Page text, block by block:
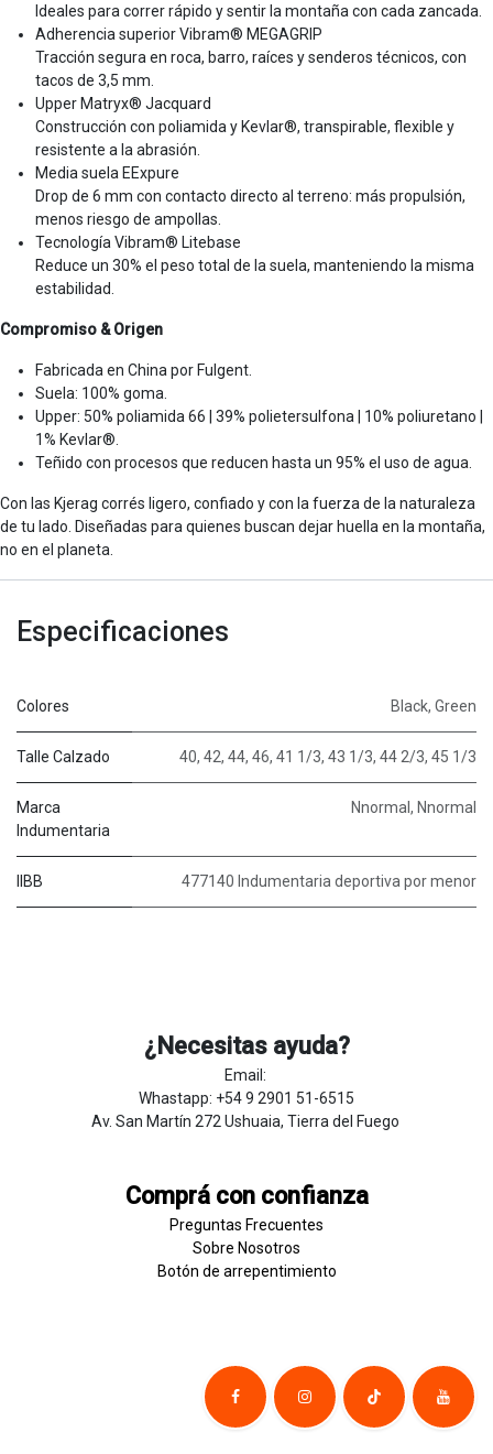
Ideales para correr rápido y sentir la montaña con cada zancada.
Adherencia superior Vibram® MEGAGRIP
Tracción segura en roca, barro, raíces y senderos técnicos, con
tacos de 3,5 mm.
Upper Matryx® Jacquard
Construcción con poliamida y Kevlar®, transpirable, flexible y
resistente a la abrasión.
Media suela EExpure
Drop de 6 mm con contacto directo al terreno: más propulsión,
menos riesgo de ampollas.
Tecnología Vibram® Litebase
Reduce un 30% el peso total de la suela, manteniendo la misma
estabilidad.
Compromiso & Origen
Fabricada en China por Fulgent.
Suela: 100% goma.
Upper: 50% poliamida 66 | 39% polietersulfona | 10% poliuretano |
1% Kevlar®.
Teñido con procesos que reducen hasta un 95% el uso de agua.
Con las Kjerag corrés ligero, confiado y con la fuerza de la naturaleza
de tu lado. Diseñadas para quienes buscan dejar huella en la montaña,
no en el planeta.
Especificaciones
Colores Black, Green
Talle Calzado 40, 42, 44, 46, 41 1/3, 43 1/3, 44 2/3, 45 1/3
Marca
Indumentaria
Nnormal, Nnormal
IIBB 477140 Indumentaria deportiva por menor
¿Necesitas ayuda?
Email:
Whastapp: +54 9 2901 51-6515
Av. San Martín 272 Ushuaia, Tierra del Fuego
Comprá con confianza
Preguntas Frecuentes
Sobre Nosotros
Botón de ​arrepentim​​​iento